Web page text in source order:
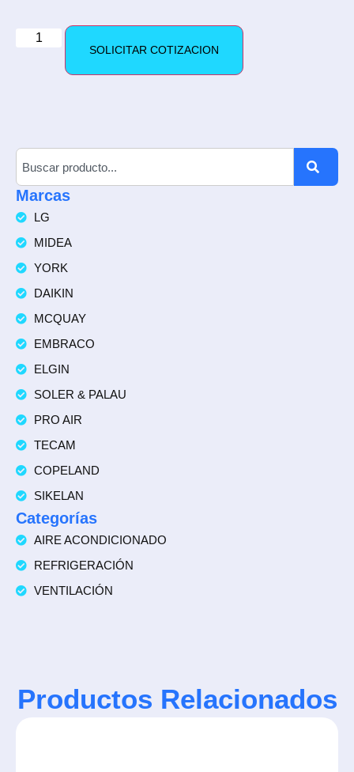
SOLICITAR COTIZACION
Marcas
LG
MIDEA
YORK
DAIKIN
MCQUAY
EMBRACO
ELGIN
SOLER & PALAU
PRO AIR
TECAM
COPELAND
SIKELAN
Categorías
AIRE ACONDICIONADO
REFRIGERACIÓN
VENTILACIÓN
Productos Relacionados